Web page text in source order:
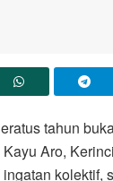
tahun
Aro,
kolektif,